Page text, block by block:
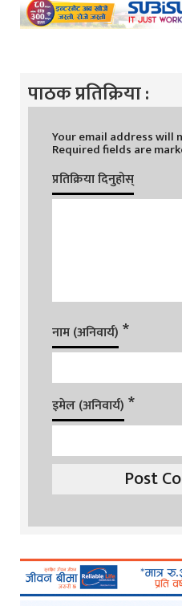
पाठक प्रतिक्रिया :
Your email address will
Required fields are
प्रतिक्रिया दिनुहोस्
नाम (अनिवार्य) *
इमेल (अनिवार्य) *